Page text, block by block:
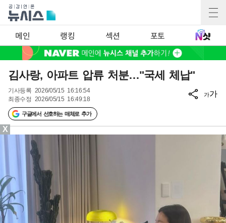
메인 랭킹 섹션 포토
김사랑, 아파트 압류 처분…"국세 체납"
기사등록 2026/05/15 16:16:54
최종수정 2026/05/15 16:49:18
구글에서 선호하는 매체로 추가
가가
X